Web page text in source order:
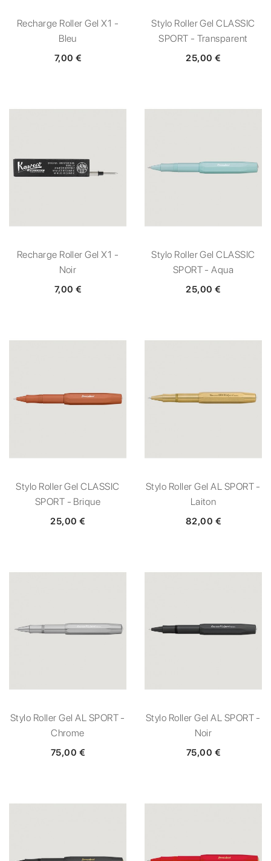
Recharge Roller Gel X1 -
Bleu
7,00 €
Stylo Roller Gel CLASSIC
SPORT - Transparent
25,00 €
Recharge Roller Gel X1 -
Noir
7,00 €
Stylo Roller Gel CLASSIC
SPORT - Aqua
25,00 €
Stylo Roller Gel CLASSIC
SPORT - Brique
25,00 €
Stylo Roller Gel AL SPORT -
Laiton
82,00 €
Stylo Roller Gel AL SPORT -
Chrome
75,00 €
Stylo Roller Gel AL SPORT -
Noir
75,00 €